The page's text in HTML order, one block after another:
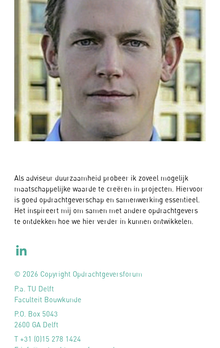
Als adviseur duurzaamheid probeer ik zoveel mogelijk
maatschappelijke waarde te creëren in projecten. Hiervoor
is goed opdrachtgeverschap en samenwerking essentieel.
Het inspireert mij om samen met andere opdrachtgevers
te ontdekken hoe we hier verder in kunnen ontwikkelen.
© 2026 Copyright Opdrachtgeversforum
P.a. TU Delft
Faculteit Bouwkunde
P.O. Box 5043
2600 GA Delft
T +31 (0)15 278 1424